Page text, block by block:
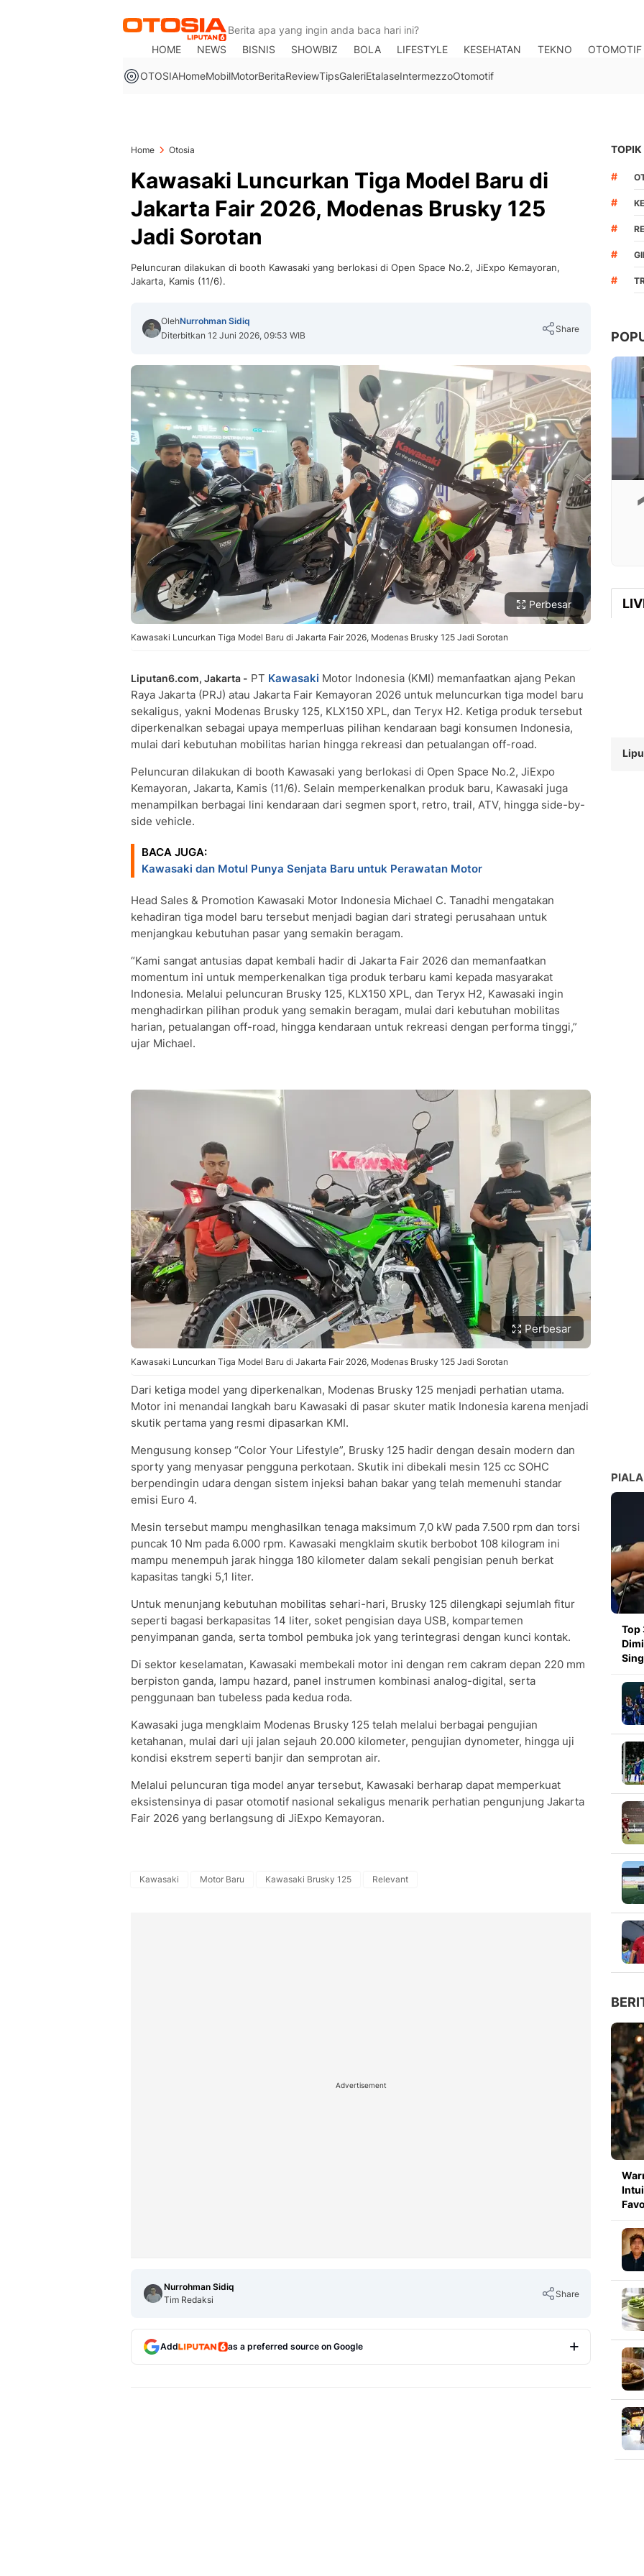
HOME
NEWS BISNIS SHOWBIZ BOLA LIFESTYLE KESEHATAN TEKNO OTOMOTIF
OTOSIAHomeMobilMotorBeritaReviewTipsGaleriEtalaseIntermezzoOtomotif
Home Otosia
Kawasaki Luncurkan Tiga Model Baru di
Jakarta Fair 2026, Modenas Brusky 125
Jadi Sorotan
Peluncuran dilakukan di booth Kawasaki yang berlokasi di Open Space No.2, JiExpo Kemayoran,
Jakarta, Kamis (11/6).
OlehNurrohman Sidiq
Diterbitkan 12 Juni 2026, 09:53 WIB
Share
Copy Link
Perbesar
Kawasaki Luncurkan Tiga Model Baru di Jakarta Fair 2026, Modenas Brusky 125 Jadi Sorotan
Liputan6.com, Jakarta - PT Kawasaki Motor Indonesia (KMI) memanfaatkan ajang Pekan
Raya Jakarta (PRJ) atau Jakarta Fair Kemayoran 2026 untuk meluncurkan tiga model baru
sekaligus, yakni Modenas Brusky 125, KLX150 XPL, dan Teryx H2. Ketiga produk tersebut
diperkenalkan sebagai upaya memperluas pilihan kendaraan bagi konsumen Indonesia,
mulai dari kebutuhan mobilitas harian hingga rekreasi dan petualangan off-road.
Peluncuran dilakukan di booth Kawasaki yang berlokasi di Open Space No.2, JiExpo
Kemayoran, Jakarta, Kamis (11/6). Selain memperkenalkan produk baru, Kawasaki juga
menampilkan berbagai lini kendaraan dari segmen sport, retro, trail, ATV, hingga side-by-
side vehicle.
BACA JUGA:
Kawasaki dan Motul Punya Senjata Baru untuk Perawatan Motor
Head Sales & Promotion Kawasaki Motor Indonesia Michael C. Tanadhi mengatakan
kehadiran tiga model baru tersebut menjadi bagian dari strategi perusahaan untuk
menjangkau kebutuhan pasar yang semakin beragam.
“Kami sangat antusias dapat kembali hadir di Jakarta Fair 2026 dan memanfaatkan
momentum ini untuk memperkenalkan tiga produk terbaru kami kepada masyarakat
Indonesia. Melalui peluncuran Brusky 125, KLX150 XPL, dan Teryx H2, Kawasaki ingin
menghadirkan pilihan produk yang semakin beragam, mulai dari kebutuhan mobilitas
harian, petualangan off-road, hingga kendaraan untuk rekreasi dengan performa tinggi,”
ujar Michael.
Perbesar
Kawasaki Luncurkan Tiga Model Baru di Jakarta Fair 2026, Modenas Brusky 125 Jadi Sorotan
Dari ketiga model yang diperkenalkan, Modenas Brusky 125 menjadi perhatian utama.
Motor ini menandai langkah baru Kawasaki di pasar skuter matik Indonesia karena menjadi
skutik pertama yang resmi dipasarkan KMI.
Mengusung konsep “Color Your Lifestyle”, Brusky 125 hadir dengan desain modern dan
sporty yang menyasar pengguna perkotaan. Skutik ini dibekali mesin 125 cc SOHC
berpendingin udara dengan sistem injeksi bahan bakar yang telah memenuhi standar
emisi Euro 4.
Mesin tersebut mampu menghasilkan tenaga maksimum 7,0 kW pada 7.500 rpm dan torsi
puncak 10 Nm pada 6.000 rpm. Kawasaki mengklaim skutik berbobot 108 kilogram ini
mampu menempuh jarak hingga 180 kilometer dalam sekali pengisian penuh berkat
kapasitas tangki 5,1 liter.
Untuk menunjang kebutuhan mobilitas sehari-hari, Brusky 125 dilengkapi sejumlah fitur
seperti bagasi berkapasitas 14 liter, soket pengisian daya USB, kompartemen
penyimpanan ganda, serta tombol pembuka jok yang terintegrasi dengan kunci kontak.
Di sektor keselamatan, Kawasaki membekali motor ini dengan rem cakram depan 220 mm
berpiston ganda, lampu hazard, panel instrumen kombinasi analog-digital, serta
penggunaan ban tubeless pada kedua roda.
Kawasaki juga mengklaim Modenas Brusky 125 telah melalui berbagai pengujian
ketahanan, mulai dari uji jalan sejauh 20.000 kilometer, pengujian dynometer, hingga uji
kondisi ekstrem seperti banjir dan semprotan air.
Melalui peluncuran tiga model anyar tersebut, Kawasaki berharap dapat memperkuat
eksistensinya di pasar otomotif nasional sekaligus menarik perhatian pengunjung Jakarta
Fair 2026 yang berlangsung di JiExpo Kemayoran.
Kawasaki Motor Baru Kawasaki Brusky 125 Relevant
Advertisement
Nurrohman Sidiq
Tim Redaksi
Share
Add as a preferred source on Google
TOPIK
#
#
#
#
#
Top